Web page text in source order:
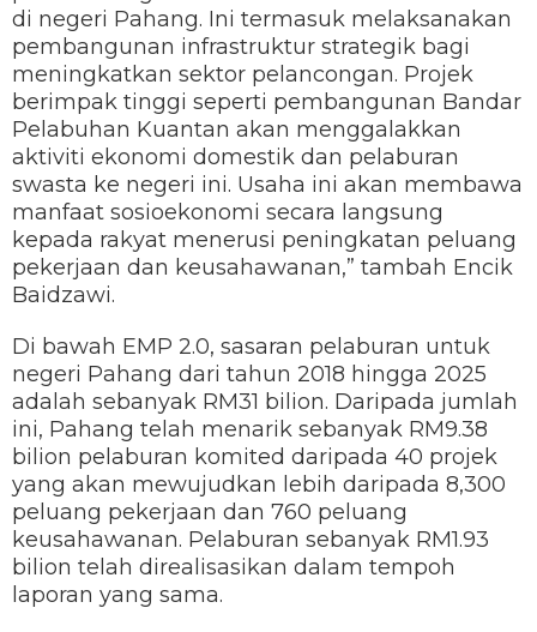
di negeri Pahang. Ini termasuk melaksanakan
pembangunan infrastruktur strategik bagi
meningkatkan sektor pelancongan. Projek
berimpak tinggi seperti pembangunan Bandar
Pelabuhan Kuantan akan menggalakkan
aktiviti ekonomi domestik dan pelaburan
swasta ke negeri ini. Usaha ini akan membawa
manfaat sosioekonomi secara langsung
kepada rakyat menerusi peningkatan peluang
pekerjaan dan keusahawanan,” tambah Encik
Baidzawi.
Di bawah EMP 2.0, sasaran pelaburan untuk
negeri Pahang dari tahun 2018 hingga 2025
adalah sebanyak RM31 bilion. Daripada jumlah
ini, Pahang telah menarik sebanyak RM9.38
bilion pelaburan komited daripada 40 projek
yang akan mewujudkan lebih daripada 8,300
peluang pekerjaan dan 760 peluang
keusahawanan. Pelaburan sebanyak RM1.93
bilion telah direalisasikan dalam tempoh
laporan yang sama.